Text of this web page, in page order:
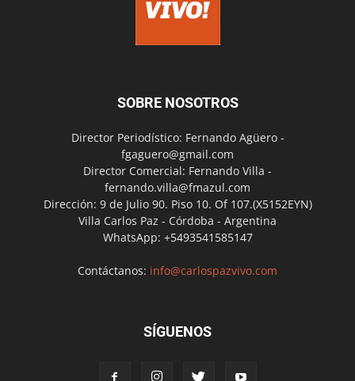
SOBRE NOSOTROS
Director Periodístico: Fernando Agüero -
fgaguero@gmail.com
Director Comercial: Fernando Villa -
fernando.villa@fmazul.com
Dirección: 9 de Julio 90. Piso 10. Of 107.(X5152EYN)
Villa Carlos Paz - Córdoba - Argentina
WhatsApp: +5493541585147
Contáctanos: info@carlospazvivo.com
SÍGUENOS